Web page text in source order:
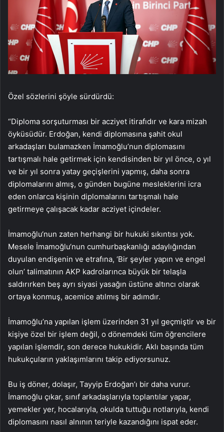
Özel sözlerini şöyle sürdürdü:
“Diploma sorşuturması bir acziyet itirafıdır ve kara mizah
öyküsüdür. Erdoğan, kendi diplomasına şahit okul
arkadaşları bulamazken İmamoğlu’nun diplomasını
tartışmalı hale getirmek için kendisinden bir yıl önce, o yıl
ve bir yıl sonra yatay geçişlerini yapmış, daha sonra
diplomalarını almış, o günden bugüne mesleklerini icra
eden onlarca kişinin diplomalarını tartışmalı hale
getirmeye çalışacak kadar acziyet içindeler.
İmamoğlu‘nun zaten herhangi bir hukuki sıkıntısı yok.
Mesele İmamoğlu‘nun cumhurbaşkanlığı adaylığından
duyulan endişenin ve etrafına, ‘Bir şeyler yapın ve engel
olun’ talimatının AKP kadrolarınca büyük bir telaşla
saldırırken beş ayrı siyasi yasağın üstüne altıncı olarak
ortaya konmuş, acemice atılmış bir adımdır.
İmamoğlu’na yapılan işlem üzerinden 31 yıl geçmiştir ve bir
kişiye özel bir işlem değil, o dönemdeki tüm öğrencilere
yapılan işlemdir, son derece hukukidir. Aklı başında tüm
hukukçuların yaklaşımlarını takip ediyorsunuz.
Bu iş döner, dolaşır, Tayyip Erdoğan’ı bir daha vurur.
İmamoğlu çıkar, sınıf arkadaşlarıyla toplantılar yapar,
yemekler yer, hocalarıyla, okulda tuttuğu notlarıyla, kendi
diplomasını nasıl alnının teriyle kazandığını ispat eder.